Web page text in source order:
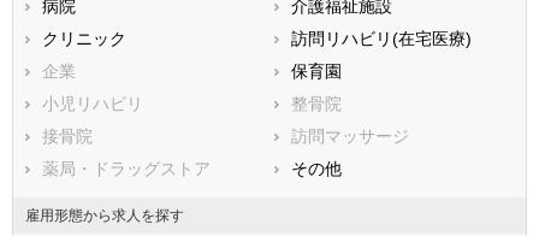
香川県
高知県
福岡県
長崎県
熊本県
鹿児島県
病院
介護福祉施設
クリニック
訪問リハビリ(在宅医療)
企業
保育園
小児リハビリ
整骨院
接骨院
訪問マッサージ
薬局・ドラッグストア
その他
雇用形態から求人を探す